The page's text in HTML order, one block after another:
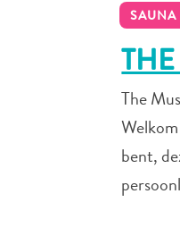
SAUNA
The
bent,
favoriete plekken